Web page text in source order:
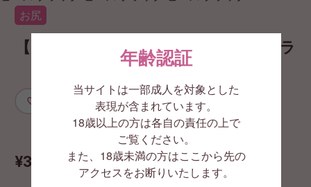
年齢認証
当サイトは一部成人を対象とした
表現が含まれています。
18歳以上の方は各自の責任の上で
ご覧ください。
また、18歳未満の方はここから先の
アクセスをお断りいたします。
お尻
【LELO（レロ）】 ソラヤ ビーズ ブラ
ック
お気に入りに追加
GA4399
¥37,400(税込)